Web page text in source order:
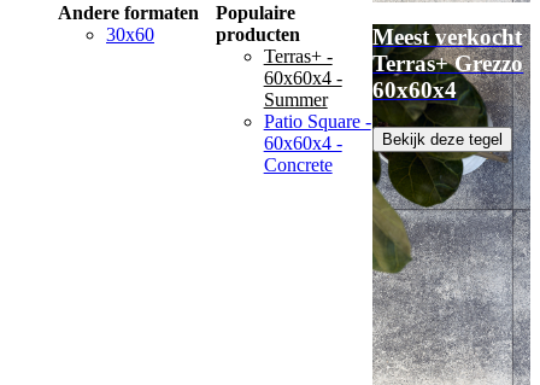
Andere formaten
30x60
Populaire
producten
Terras+ -
60x60x4 -
Summer
Patio Square -
60x60x4 -
Concrete
Meest verkocht
Terras+ Grezzo
60x60x4
Bekijk deze tegel